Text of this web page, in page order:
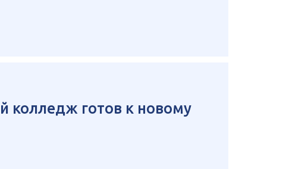
колледж готов к новому